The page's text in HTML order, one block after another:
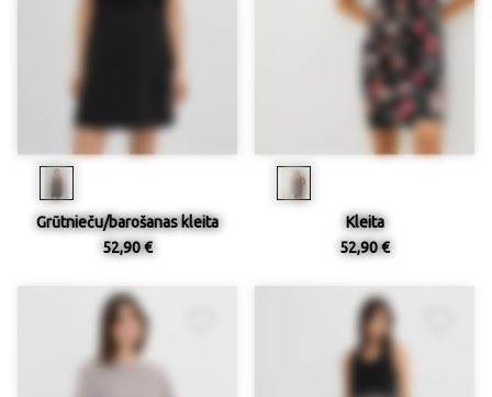
Grūtnieču/barošanas kleita
52,90 €
Kleita
52,90 €